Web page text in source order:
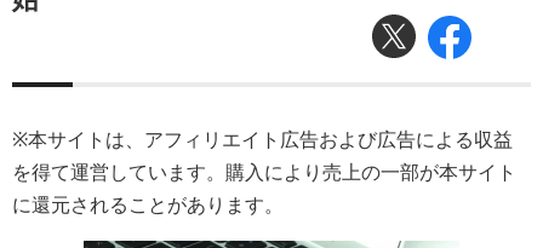
※本サイトは、アフィリエイト広告および広告による収益
を得て運営しています。購入により売上の一部が本サイト
に還元されることがあります。